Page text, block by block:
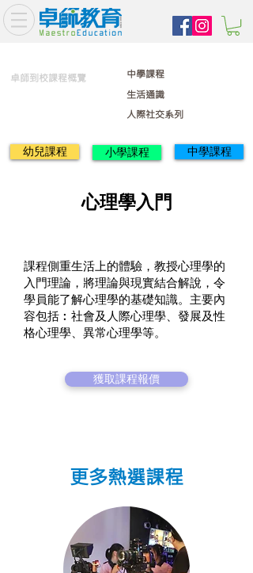
卓師到校課程概覽
生活通識
人際社交系列
中學課程
幼兒課程 小學課程 中學課程
課程側重生活上的體驗，教授心理學的
入門理論，將理論與現實結合解說，令
學員能了解心理學的基礎知識。主要內
容包括︰社會及人際心理學、發展及性
格心理學、異常心理學等。
獲取課程報價
心理學入門
更多熱選課程